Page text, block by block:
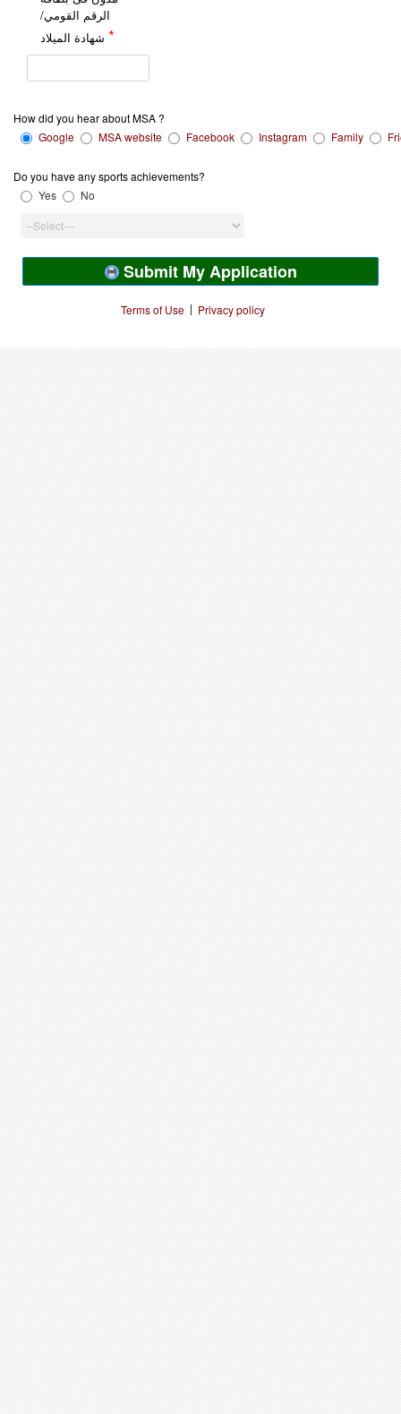
الرقم القومي/
*
How did you hear about MSA ?
Google
MSA website Facebook Instagram Family
Do you have any sports achievements?
Yes
No
Submit My Application
Terms of Use | Privacy policy